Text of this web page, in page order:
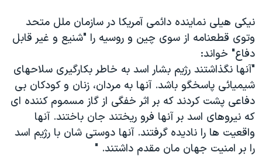
اعتراضات مردمی آبان ۹۸
اسرائیل در جنگ
نرگس محمدی برنده جایزه نوبل صلح
همایش محافظه‌کاران آمریکا «سی‌پک»
صفحه‌های ویژه
سفر پرزیدنت ترامپ به چین
نیکی هیلی نماینده دائمی آمریکا در سازمان ملل متحد
وتوی قطعنامه از سوی چین و روسیه را "شنیع و غیر قابل
دفاع" خواند:
"آنها نگذاشتند رژیم بشار اسد به خاطر بکارگیری سلاحهای
شیمیائی پاسخگو باشد. آنها به مردان، زنان و کودکان بی
دفاعی پشت کردند که بر اثر خفگی از گاز مسموم کننده ای
که نیروهای اسد بر آنها فرو ریختند جان باختند. آنها
واقعیت ها را نادیده گرفتند. آنها دوستی شان با رژیم اسد
را بر امنیت جهان مان مقدم داشتند. "